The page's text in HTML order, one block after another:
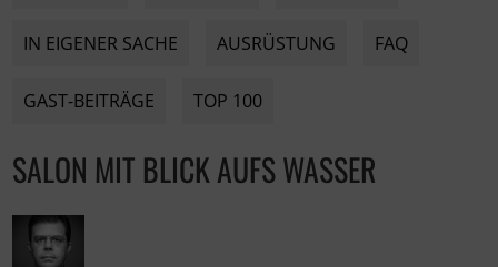
IN EIGENER SACHE AUSRÜSTUNG FAQ
GAST-BEITRÄGE TOP 100
SALON MIT BLICK AUFS WASSER